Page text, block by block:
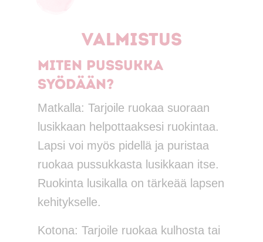
Valmistus
Miten pussukka
syödään?
Matkalla: Tarjoile ruokaa suoraan
lusikkaan helpottaaksesi ruokintaa.
Lapsi voi myös pidellä ja puristaa
ruokaa pussukkasta lusikkaan itse.
Ruokinta lusikalla on tärkeää lapsen
kehitykselle.
Kotona: Tarjoile ruokaa kulhosta tai